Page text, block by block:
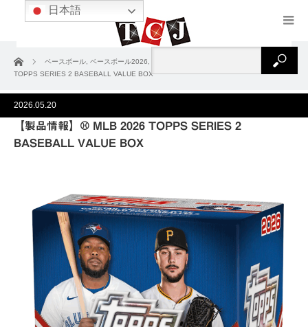
ホーム ベースボール ベースボール2026
【製品情報】⚾ MLB 2026
TOPPS SERIES 2 BASEBALL VALUE BOX
2026.05.20
【製品情報】⚾ MLB 2026 TOPPS SERIES 2
BASEBALL VALUE BOX
日本語